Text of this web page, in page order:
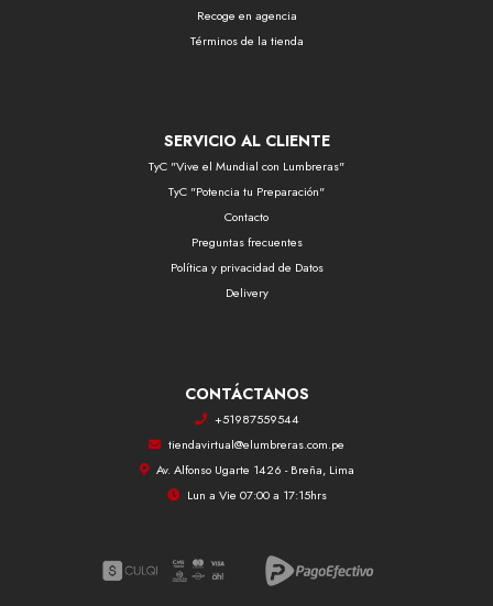
Recoge en agencia
Términos de la tienda
SERVICIO AL CLIENTE
TyC "Vive el Mundial con Lumbreras"
TyC "Potencia tu Preparación"
Contacto
Preguntas frecuentes
Política y privacidad de Datos
Delivery
CONTÁCTANOS
+51987559544
tiendavirtual@elumbreras.com.pe
Av. Alfonso Ugarte 1426 - Breña, Lima
Lun a Vie 07:00 a 17:15hrs